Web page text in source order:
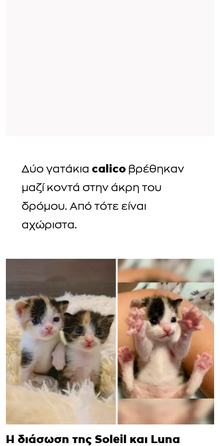
Δύο γατάκια calico βρέθηκαν
μαζί κοντά στην άκρη του
δρόμου. Από τότε είναι
αχώριστα.
Η διάσωση της Soleil και Luna